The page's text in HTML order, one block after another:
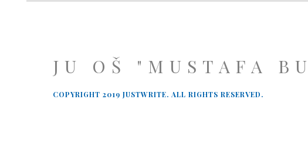
JU OŠ "MUSTAFA
COPYRIGHT 2019 JUSTWRITE. ALL RIGHTS RESERVED.